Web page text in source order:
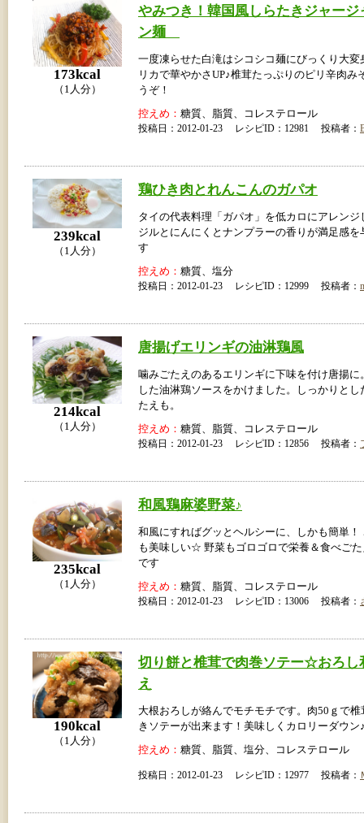
173kcal
（1人分）
やみつき！韓国風しらたきジャージ
ン麺
一度凍らせた白滝はシコシコ麺にびっくり大変
リカで華やかさUP♪椎茸たっぷりのピリ辛肉み
うぞ！
控えめ： 糖質、脂質、コレステロール
投稿日：2012-01-23 レシピID：12981 投稿者：
239kcal
（1人分）
鶏ひき肉とれんこんのガパオ
タイの代表料理「ガパオ」を低カロにアレンジ
ジルとにんにくとナンプラーの香りが満足感を
す
控えめ： 糖質、塩分
投稿日：2012-01-23 レシピID：12999 投稿者：
214kcal
（1人分）
唐揚げエリンギの油淋鶏風
噛みごたえのあるエリンギに下味を付け唐揚に
した油淋鶏ソースをかけました。しっかりとし
たえも。
控えめ： 糖質、脂質、コレステロール
投稿日：2012-01-23 レシピID：12856 投稿者：
235kcal
（1人分）
和風鶏麻婆野菜♪
和風にすればグッとヘルシーに、しかも簡単！
も美味しい☆ 野菜もゴロゴロで栄養＆食べご
です
控えめ： 糖質、脂質、コレステロール
投稿日：2012-01-23 レシピID：13006 投稿者：
190kcal
（1人分）
切り餅と椎茸で肉巻ソテー☆おろし
え
大根おろしが絡んでモチモチです。肉50ｇで
きソテーが出来ます！美味しくカロリーダウン
控えめ： 糖質、脂質、塩分、コレステロール
投稿日：2012-01-23 レシピID：12977 投稿者：